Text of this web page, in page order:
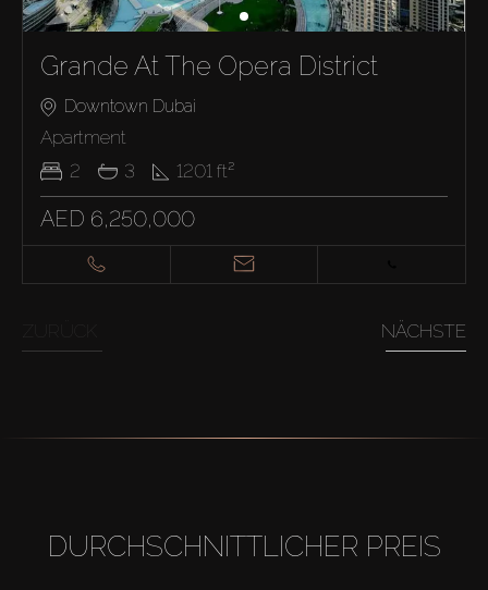
Grande At The Opera District
Downtown Dubai
Apartment
2
3 1201 ft²
AED 6,250,000
NÄCHSTE
DURCHSCHNITTLICHER PREIS